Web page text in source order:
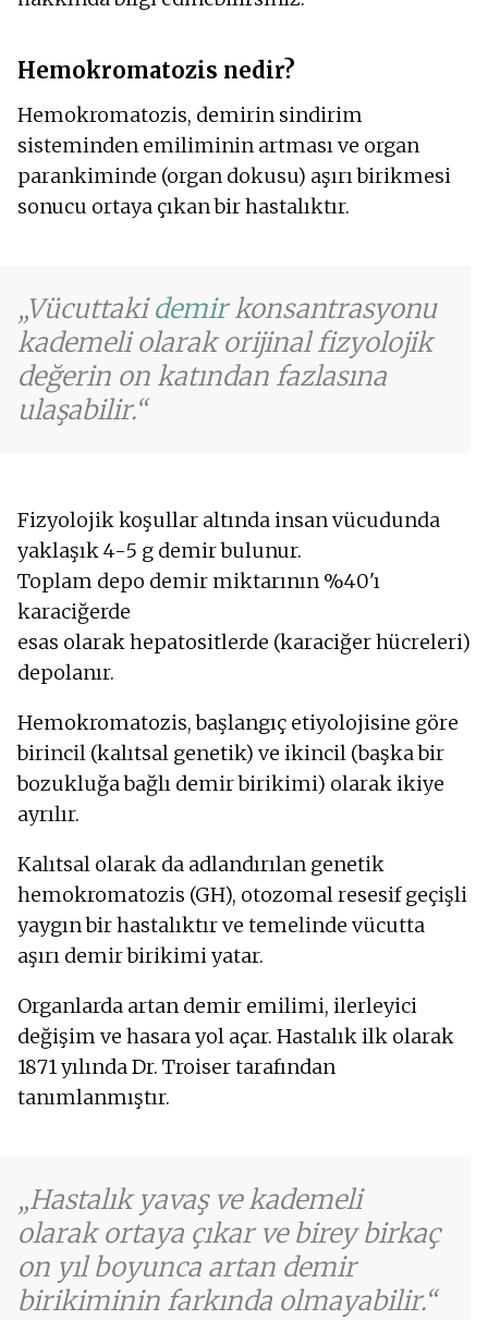
Hemokromatozis nedir?
Hemokromatozis, demirin sindirim
sisteminden emiliminin artması ve organ
parankiminde (organ dokusu) aşırı birikmesi
sonucu ortaya çıkan bir hastalıktır.
Vücuttakidemirkonsantrasyonu
kademeli olarak orijinal fizyolojik
değerin on katından fazlasına
ulaşabilir.
Fizyolojik koşullar altında insan vücudunda
yaklaşık 4-5 g demir bulunur.
Toplam depo demir miktarının %40'ı
karaciğerde
esas olarak hepatositlerde (karaciğer hücreleri)
depolanır.
Hemokromatozis, başlangıç etiyolojisine göre
birincil (kalıtsal genetik) ve ikincil (başka bir
bozukluğa bağlı demir birikimi) olarak ikiye
ayrılır.
Kalıtsal olarak da adlandırılan genetik
hemokromatozis (GH), otozomal resesif geçişli
yaygın bir hastalıktır ve temelinde vücutta
aşırı demir birikimi yatar.
Organlarda artan demir emilimi, ilerleyici
değişim ve hasara yol açar. Hastalık ilk olarak
1871 yılında Dr. Troiser tarafından
tanımlanmıştır.
Hastalık yavaş ve kademeli
olarak ortaya çıkar ve birey birkaç
on yıl boyunca artan demir
birikiminin farkında olmayabilir.